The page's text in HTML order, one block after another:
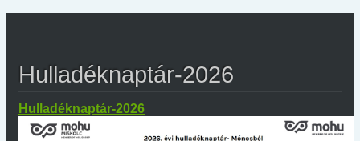
Hulladéknaptár-2026
Hulladéknaptár-2026